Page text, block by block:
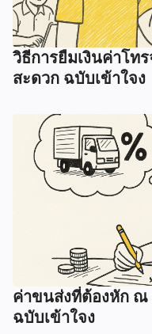
วิธีการยืมเงินค่าโท
สะดวก ฉบับเข้าใจง
ค่าขนส่งที่ต้องหัก ณ
ฉบับเข้าใจง